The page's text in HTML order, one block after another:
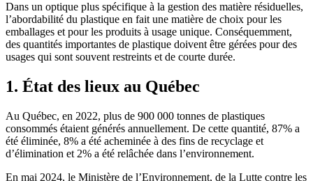
Dans un optique plus spécifique à la gestion des matière résiduelles,
l’abordabilité du plastique en fait une matière de choix pour les
emballages et pour les produits à usage unique. Conséquemment,
des quantités importantes de plastique doivent être gérées pour des
usages qui sont souvent restreints et de courte durée.
1. État des lieux au Québec
Au Québec, en 2022, plus de 900 000 tonnes de plastiques
consommés étaient générés annuellement. De cette quantité, 87% a
été éliminée, 8% a été acheminée à des fins de recyclage et
d’élimination et 2% a été relâchée dans l’environnement.
En mai 2024, le Ministère de l’Environnement, de la Lutte contre les